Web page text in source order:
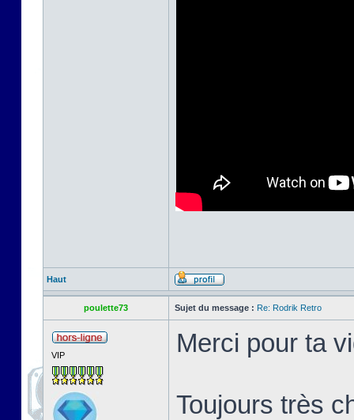
Haut
poulette73 Sujet du message : Re: Rodrik Retro
VIP Merci pour ta
Toujours très